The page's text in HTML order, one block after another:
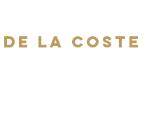
de la Coste